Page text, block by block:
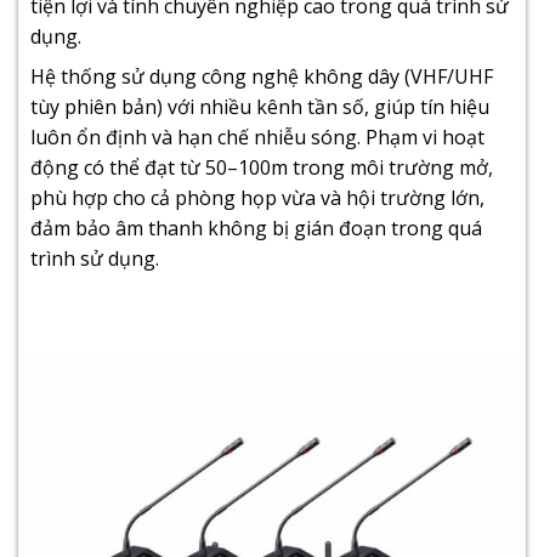
tiện lợi và tính chuyên nghiệp cao trong quá trình sử
dụng.
Hệ thống sử dụng công nghệ không dây (VHF/UHF
tùy phiên bản) với nhiều kênh tần số, giúp tín hiệu
luôn ổn định và hạn chế nhiễu sóng. Phạm vi hoạt
động có thể đạt từ 50–100m trong môi trường mở,
phù hợp cho cả phòng họp vừa và hội trường lớn,
đảm bảo âm thanh không bị gián đoạn trong quá
trình sử dụng.